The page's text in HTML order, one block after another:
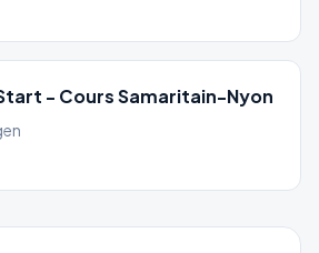
- Cours Samaritain-Nyon